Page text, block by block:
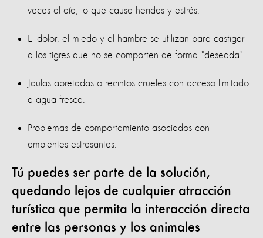
veces al día, lo que causa heridas y estrés.
El dolor, el miedo y el hambre se utilizan para castigar
a los tigres que no se comporten de forma "deseada"
Jaulas apretadas o recintos crueles con acceso limitado
a agua fresca.
Problemas de comportamiento asociados con
ambientes estresantes.
Tú puedes ser parte de la solución,
quedando lejos de cualquier atracción
turística que permita la interacción directa
entre las personas y los animales